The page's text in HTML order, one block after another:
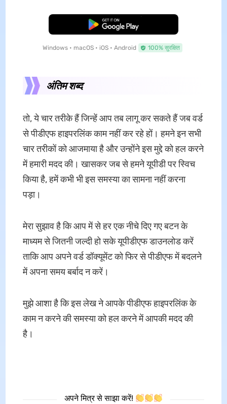
मुफ्त डाउनलोड
Windows • macOS • iOS • Android 100% सुरक्षित
अंतिम शब्द
तो, ये चार तरीके हैं जिन्हें आप तब लागू कर सकते हैं जब वर्ड
से पीडीएफ हाइपरलिंक काम नहीं कर रहे हों। हमने इन सभी
चार तरीकों को आजमाया है और उन्होंने इस मुद्दे को हल करने
में हमारी मदद की। खासकर जब से हमने यूपीडी पर स्विच
किया है, हमें कभी भी इस समस्या का सामना नहीं करना
पड़ा।
मेरा सुझाव है कि आप में से हर एक नीचे दिए गए बटन के
माध्यम से जितनी जल्दी हो सके यूपीडीएफ डाउनलोड करें
ताकि आप अपने वर्ड डॉक्यूमेंट को फिर से पीडीएफ में बदलने
में अपना समय बर्बाद न करें।
मुझे आशा है कि इस लेख ने आपके पीडीएफ हाइपरलिंक के
काम न करने की समस्या को हल करने में आपकी मदद की
है।
अपने मित्र से साझा करें!